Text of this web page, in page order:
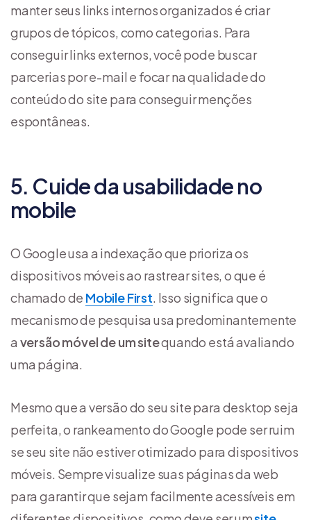
manter seus links internos organizados é criar
grupos de tópicos, como categorias. Para
conseguir links externos, você pode buscar
parcerias por e-mail e focar na qualidade do
conteúdo do site para conseguir menções
espontâneas.
5. Cuide da usabilidade no
mobile
O Google usa a indexação que prioriza os
dispositivos móveis ao rastrear sites, o que é
chamado de Mobile First. Isso significa que o
mecanismo de pesquisa usa predominantemente
a versão móvel de um sitequando está avaliando
uma página.
Mesmo que a versão do seu site para desktop seja
perfeita, o rankeamento do Google pode ser ruim
se seu site não estiver otimizado para dispositivos
móveis. Sempre visualize suas páginas da web
para garantir que sejam facilmente acessíveis em